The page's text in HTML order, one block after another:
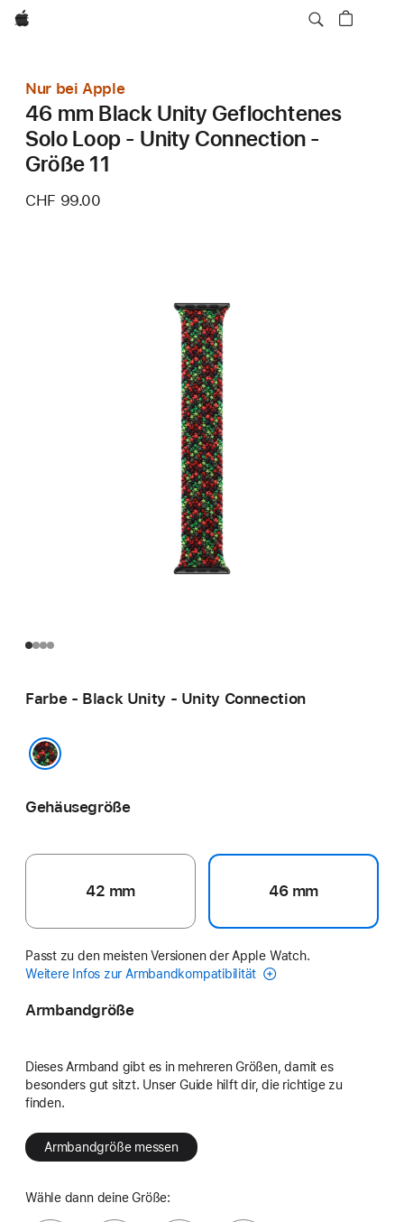
Apple
Nur bei Apple
46 mm Black Unity Geflochtenes
Solo Loop - Unity Connection -
Größe 11
CHF 99.00
Farbe - Black Unity - Unity Connection
Gehäusegröße
42 mm 46 mm
Passt zu den meisten Versionen der Apple Watch.
Weitere Infos zur Armbandkompatibilität
Armbandgröße
Dieses Armband gibt es in mehreren Größen, damit es
besonders gut sitzt. Unser Guide hilft dir, die richtige zu
finden.
Armbandgröße messen
Wähle dann deine Größe: